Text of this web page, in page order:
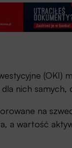
(OKI)
nich samych,
na
a wartość